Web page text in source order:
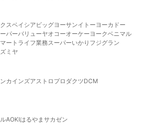
スベイシア ビッグヨーサンイトーヨーカドー
パーバリューヤオコーオーケー ヨークベニマル
ート ライフ業務スーパーいかり フジグラン
ミヤ
カインズアストロプロダクツDCM
AOKIはるやま サカゼン